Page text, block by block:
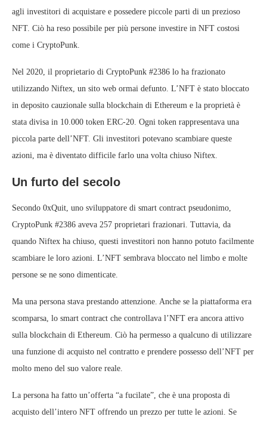
agli investitori di acquistare e possedere piccole parti di un prezioso
NFT. Ciò ha reso possibile per più persone investire in NFT costosi
come i CryptoPunk.
Nel 2020, il proprietario di CryptoPunk #2386 lo ha frazionato
utilizzando Niftex, un sito web ormai defunto. L’NFT è stato bloccato
in deposito cauzionale sulla blockchain di Ethereum e la proprietà è
stata divisa in 10.000 token ERC-20. Ogni token rappresentava una
piccola parte dell’NFT. Gli investitori potevano scambiare queste
azioni, ma è diventato difficile farlo una volta chiuso Niftex.
Un furto del secolo
Secondo 0xQuit, uno sviluppatore di smart contract pseudonimo,
CryptoPunk #2386 aveva 257 proprietari frazionari. Tuttavia, da
quando Niftex ha chiuso, questi investitori non hanno potuto facilmente
scambiare le loro azioni. L’NFT sembrava bloccato nel limbo e molte
persone se ne sono dimenticate.
Ma una persona stava prestando attenzione. Anche se la piattaforma era
scomparsa, lo smart contract che controllava l’NFT era ancora attivo
sulla blockchain di Ethereum. Ciò ha permesso a qualcuno di utilizzare
una funzione di acquisto nel contratto e prendere possesso dell’NFT per
molto meno del suo valore reale.
La persona ha fatto un’offerta “a fucilate”, che è una proposta di
acquisto dell’intero NFT offrendo un prezzo per tutte le azioni. Se